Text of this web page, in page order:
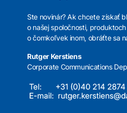
Ste novinár? Ak chcete získať
o našej spoločnosti,
o čomkoľvek inom, obráťte sa
Rutger Kerstiens
Corporate Communications